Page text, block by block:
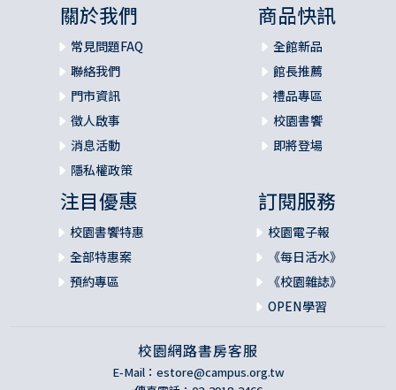
關於我們
常見問題FAQ
聯絡我們
門市資訊
徵人啟事
消息活動
隱私權政策
商品快訊
全館新品
館長推薦
禮品專區
校園書饗
即將登場
注目優惠
校園書饗特惠
全部特惠案
預約專區
訂閱服務
校園電子報
《每日活水》
《校園雜誌》
OPEN學習
校園網路書房客服
E-Mail： estore@campus.org.tw